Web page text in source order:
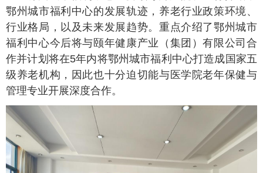
鄂州城市福利中心的发展轨迹，养老行业政策环境、
行业格局，以及未来发展趋势。重点介绍了鄂州城市
福利中心今后将与颐年健康产业（集团）有限公司合
作并计划将在5年内将鄂州城市福利中心打造成国家五
级养老机构，因此也十分迫切能与医学院老年保健与
管理专业开展深度合作。